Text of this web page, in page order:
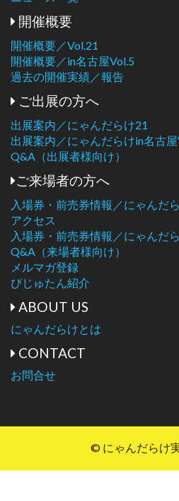
開催概要
開催概要／Vol.21
開催概要／in名古屋Vol.5
過去の開催実績／報告
ご出展の方へ
出展案内／にゃんだらけ21
出展案内／にゃんだらけin名古屋
Q&A（出展者様向け）
ご来場者の方へ
入場券・前売券情報／にゃんだ
アクセス
入場券・前売券情報／にゃんだ
Q&A（来場者様向け）
メルマガ登録
びじゅたん紹介
ABOUT US
にゃんだらけとは
CONTACT
お問合せ
© にゃんだらけ